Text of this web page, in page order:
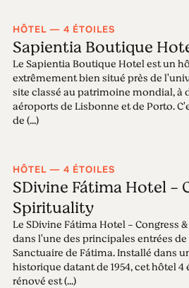
HÔTEL — 4 ÉTOILES
Sapientia Boutique
Le Sapientia Boutique Hotel est un
extrêmement bien situé près de
site classé au patrimoine mondial, à
aéroports de Lisbonne et de Porto.
de (...)
HÔTEL — 4 ÉTOILES
SDivine Fátima Hotel -
Spirituality
Le SDivine Fátima Hotel - Congress
dans l'une des principales entrées
Sanctuaire de Fátima. Installé dans
historique datant de 1954, cet hôtel
rénové est (...)